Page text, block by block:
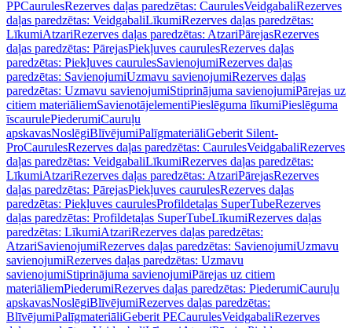
PPCaurulesRezerves daļas paredzētas: CaurulesVeidgabaliRezerves
daļas paredzētas: VeidgabaliLīkumiRezerves daļas paredzētas:
LīkumiAtzariRezerves daļas paredzētas: AtzariPārejasRezerves
daļas paredzētas: PārejasPiekļuves caurulesRezerves daļas
paredzētas: Piekļuves caurulesSavienojumiRezerves daļas
paredzētas: SavienojumiUzmavu savienojumiRezerves daļas
paredzētas: Uzmavu savienojumiStiprinājuma savienojumiPārejas uz
citiem materiāliemSavienotājelementiPieslēguma līkumiPieslēguma
īscaurulePiederumiCauruļu
apskavasNoslēgiBlīvējumiPalīgmateriāliGeberit Silent-
ProCaurulesRezerves daļas paredzētas: CaurulesVeidgabaliRezerves
daļas paredzētas: VeidgabaliLīkumiRezerves daļas paredzētas:
LīkumiAtzariRezerves daļas paredzētas: AtzariPārejasRezerves
daļas paredzētas: PārejasPiekļuves caurulesRezerves daļas
paredzētas: Piekļuves caurulesProfildetaļas SuperTubeRezerves
daļas paredzētas: Profildetaļas SuperTubeLīkumiRezerves daļas
paredzētas: LīkumiAtzariRezerves daļas paredzētas:
AtzariSavienojumiRezerves daļas paredzētas: SavienojumiUzmavu
savienojumiRezerves daļas paredzētas: Uzmavu
savienojumiStiprinājuma savienojumiPārejas uz citiem
materiāliemPiederumiRezerves daļas paredzētas: PiederumiCauruļu
apskavasNoslēgiBlīvējumiRezerves daļas paredzētas:
BlīvējumiPalīgmateriāliGeberit PECaurulesVeidgabaliRezerves